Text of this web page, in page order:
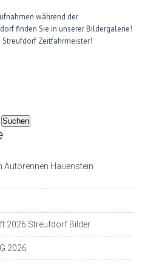
während der
finden Sie in unserer Bildergalerie!
Zeitfahrmeister!
Suchen
Hauenstein
2026 Streufdorf Bilder
2026